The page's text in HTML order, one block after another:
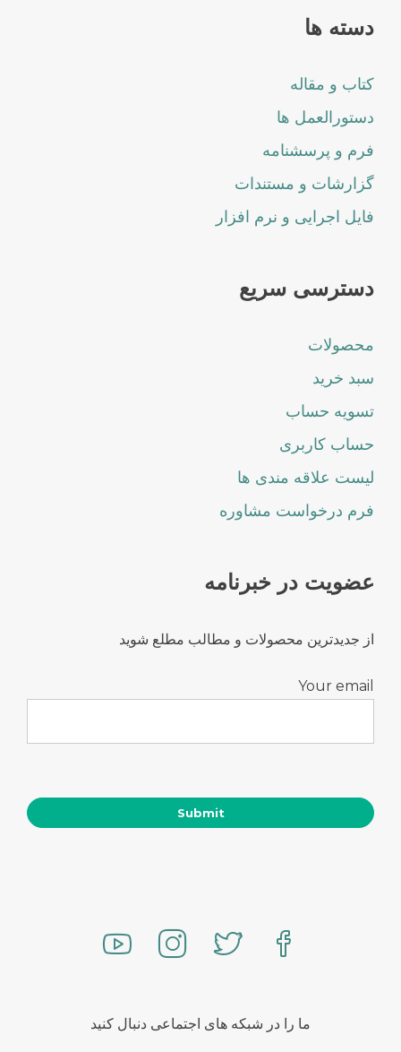
دسته ها
کتاب و مقاله
دستورالعمل ها
فرم و پرسشنامه
گزارشات و مستندات
فایل اجرایی و نرم افزار
دسترسی سریع
محصولات
سبد خرید
تسویه حساب
حساب کاربری
لیست علاقه مندی ها
فرم درخواست مشاوره
عضویت در خبرنامه
از جدیدترین محصولات و مطالب مطلع شوید
Your email
ما را در شبکه های اجتماعی دنبال کنید